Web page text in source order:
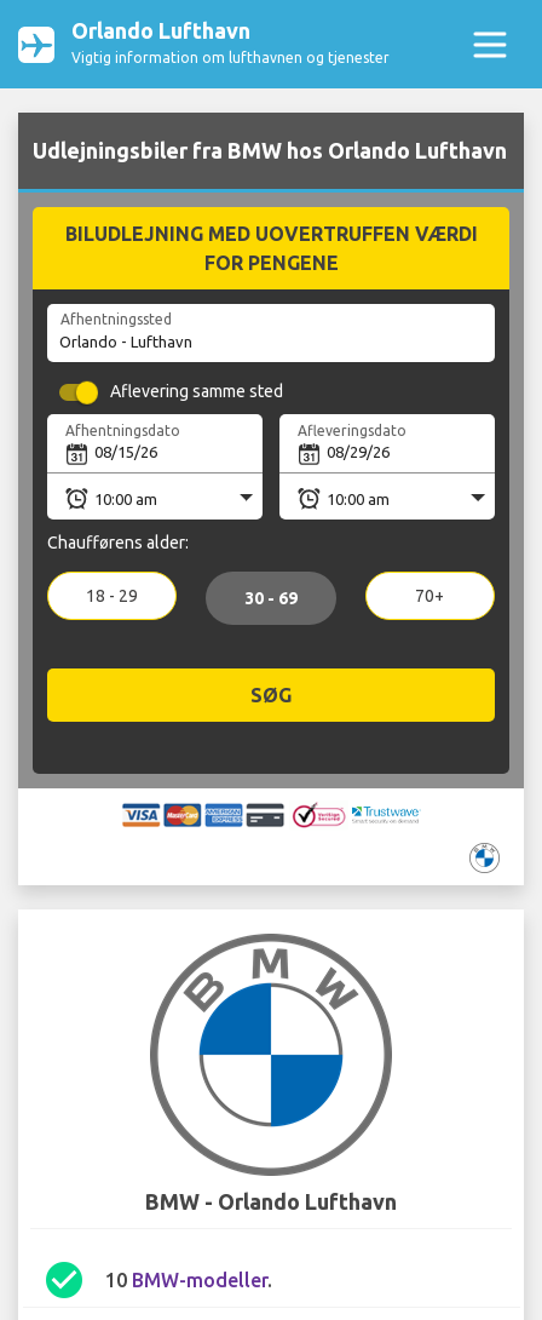
Orlando Lufthavn
Vigtig information om lufthavnen og tjenester
Udlejningsbiler fra BMW hos Orlando Lufthavn
BILUDLEJNING MED UOVERTRUFFEN VÆRDI
FOR PENGENE
Afhentningssted
Aflevering samme sted
Afhentningsdato Afleveringsdato
Chaufførens alder:
18 - 29 30 - 69 70+
SØG
BMW - Orlando Lufthavn
check_circle 10 BMW-modeller.